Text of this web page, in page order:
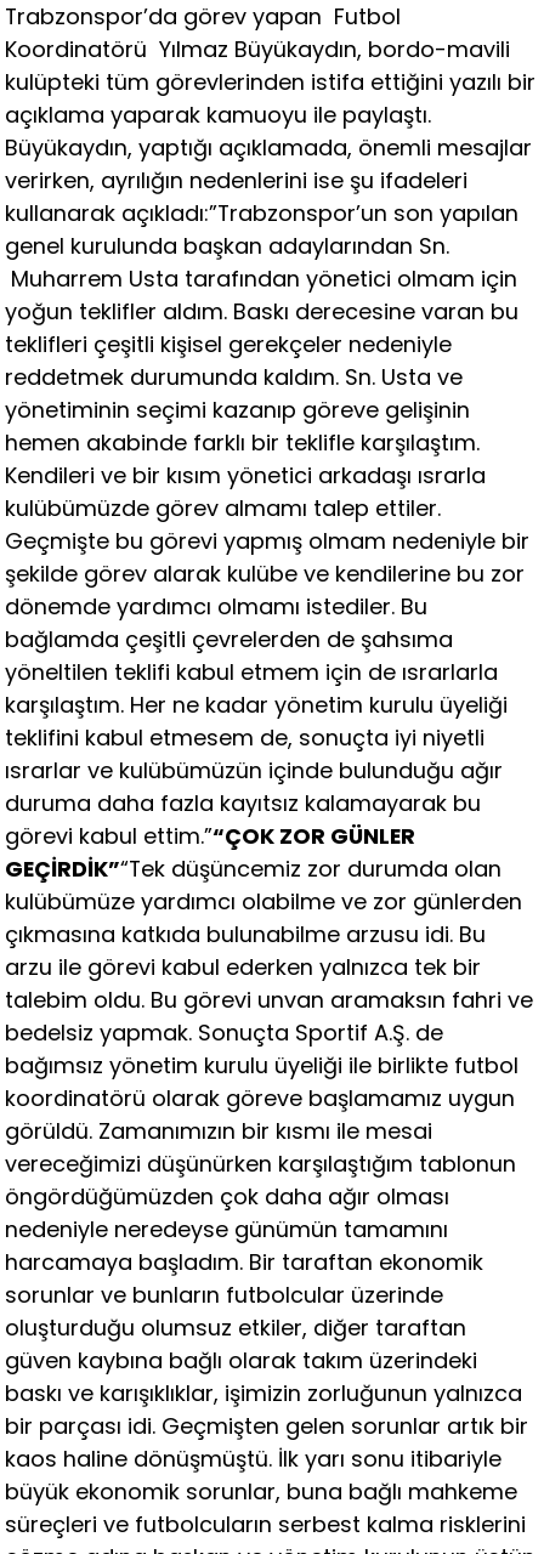
Trabzonspor’da görev yapan Futbol
Koordinatörü Yılmaz Büyükaydın, bordo-mavili
kulüpteki tüm görevlerinden istifa ettiğini yazılı bir
açıklama yaparak kamuoyu ile paylaştı.
Büyükaydın, yaptığı açıklamada, önemli mesajlar
verirken, ayrılığın nedenlerini ise şu ifadeleri
kullanarak açıkladı:”Trabzonspor’un son yapılan
genel kurulunda başkan adaylarından Sn.
Muharrem Usta tarafından yönetici olmam için
yoğun teklifler aldım. Baskı derecesine varan bu
teklifleri çeşitli kişisel gerekçeler nedeniyle
reddetmek durumunda kaldım. Sn. Usta ve
yönetiminin seçimi kazanıp göreve gelişinin
hemen akabinde farklı bir teklifle karşılaştım.
Kendileri ve bir kısım yönetici arkadaşı ısrarla
kulübümüzde görev almamı talep ettiler.
Geçmişte bu görevi yapmış olmam nedeniyle bir
şekilde görev alarak kulübe ve kendilerine bu zor
dönemde yardımcı olmamı istediler. Bu
bağlamda çeşitli çevrelerden de şahsıma
yöneltilen teklifi kabul etmem için de ısrarlarla
karşılaştım. Her ne kadar yönetim kurulu üyeliği
teklifini kabul etmesem de, sonuçta iyi niyetli
ısrarlar ve kulübümüzün içinde bulunduğu ağır
duruma daha fazla kayıtsız kalamayarak bu
görevi kabul ettim.”“ÇOK ZOR GÜNLER
GEÇİRDİK”“Tek düşüncemiz zor durumda olan
kulübümüze yardımcı olabilme ve zor günlerden
çıkmasına katkıda bulunabilme arzusu idi. Bu
arzu ile görevi kabul ederken yalnızca tek bir
talebim oldu. Bu görevi unvan aramaksın fahri ve
bedelsiz yapmak. Sonuçta Sportif A.Ş. de
bağımsız yönetim kurulu üyeliği ile birlikte futbol
koordinatörü olarak göreve başlamamız uygun
görüldü. Zamanımızın bir kısmı ile mesai
vereceğimizi düşünürken karşılaştığım tablonun
öngördüğümüzden çok daha ağır olması
nedeniyle neredeyse günümün tamamını
harcamaya başladım. Bir taraftan ekonomik
sorunlar ve bunların futbolcular üzerinde
oluşturduğu olumsuz etkiler, diğer taraftan
güven kaybına bağlı olarak takım üzerindeki
baskı ve karışıklıklar, işimizin zorluğunun yalnızca
bir parçası idi. Geçmişten gelen sorunlar artık bir
kaos haline dönüşmüştü. İlk yarı sonu itibariyle
büyük ekonomik sorunlar, buna bağlı mahkeme
süreçleri ve futbolcuların serbest kalma risklerini